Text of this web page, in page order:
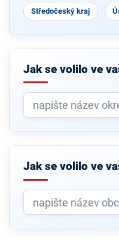
Středočeský kraj
Jak se volilo ve
Jak se volilo ve